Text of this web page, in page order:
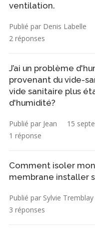
ventilation.
Publié par Denis Labelle
2 réponses
J’ai un problème
provenant du vide-
vide sanitaire plus
d'humidité?
Publié par Jean 15
1 réponse
Comment isoler
membrane installer
Publié par Sylvie Tremblay
3 réponses